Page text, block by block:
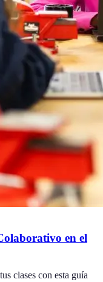
en el
clases con esta guía